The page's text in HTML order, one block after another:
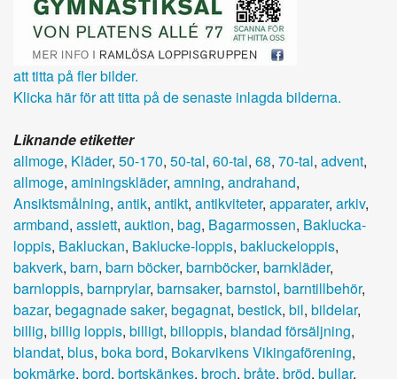
att titta på fler bilder.
Klicka här för att titta på de senaste inlagda bilderna.
Liknande etiketter
allmoge, Kläder, 50-170, 50-tal, 60-tal, 68, 70-tal, advent,
allmoge, aminingskläder, amning, andrahand,
Ansiktsmålning, antik, antikt, antikviteter, apparater, arkiv,
armband, assiett, auktion, bag, Bagarmossen, Baklucka-
loppis, Bakluckan, Baklucke-loppis, bakluckeloppis,
bakverk, barn, barn böcker, barnböcker, barnkläder,
barnloppis, barnprylar, barnsaker, barnstol, barntillbehör,
bazar, begagnade saker, begagnat, bestick, bil, bildelar,
billig, billig loppis, billigt, billoppis, blandad försäljning,
blandat, blus, boka bord, Bokarvikens Vikingaförening,
bokmärke, bord, bortskänkes, broch, bråte, bröd, bullar,